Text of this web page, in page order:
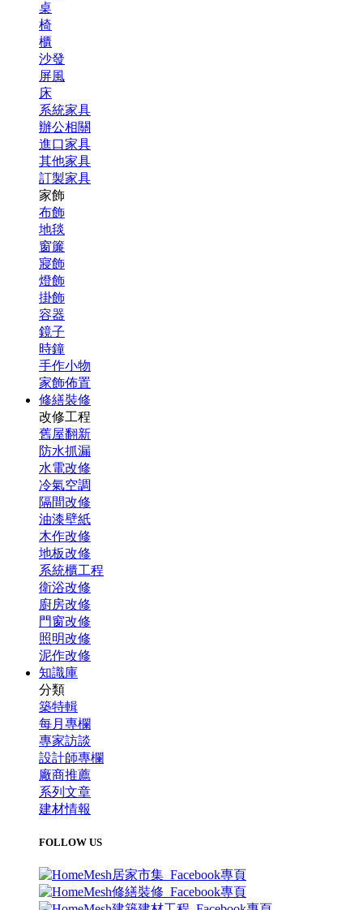
桌
椅
櫃
沙發
屏風
床
系統家具
辦公相關
進口家具
其他家具
訂製家具
家飾
布飾
地毯
窗簾
寢飾
燈飾
掛飾
容器
鏡子
時鐘
手作小物
家飾佈置
修繕裝修
改修工程
舊屋翻新
防水抓漏
水電改修
冷氣空調
隔間改修
油漆壁紙
木作改修
地板改修
系統櫃工程
衛浴改修
廚房改修
門窗改修
照明改修
泥作改修
知識庫
分類
築特輯
每月專欄
專家訪談
設計師專欄
廠商推薦
系列文章
建材情報
FOLLOW US